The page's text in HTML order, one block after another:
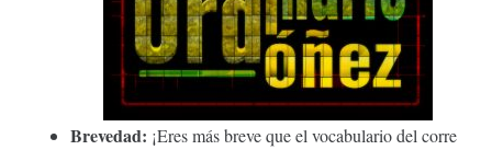
Brevedad: ¡Eres más breve que el vocabulario del corre